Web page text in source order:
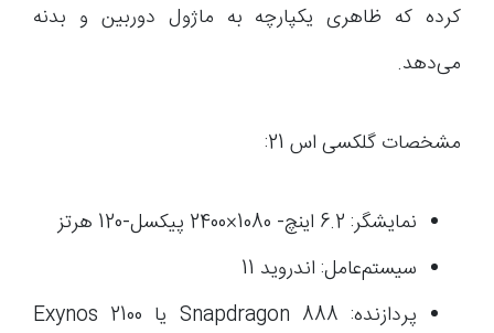
کرده که ظاهری یکپارچه به ماژول دوربین و بدنه
می‌دهد.
مشخصات گلکسی اس 21:
نمایشگر: 6.2 اینچ- 1080×2400 پیکسل-120 هرتز
سیستم‌عامل: اندروید 11
پردازنده: Snapdragon 888 یا Exynos 2100